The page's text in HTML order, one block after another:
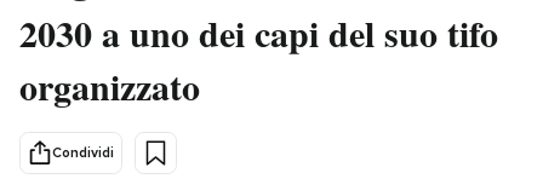
Tecnologia
Scienza
Cultura
Economia
Storie/Idee
2030 a uno dei capi del suo tifo
organizzato
Condividi